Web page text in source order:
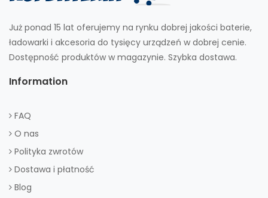
Już ponad 15 lat oferujemy na rynku dobrej jakości baterie,
ładowarki i akcesoria do tysięcy urządzeń w dobrej cenie.
Dostępność produktów w magazynie. Szybka dostawa.
Information
FAQ
O nas
Polityka zwrotów
Dostawa i płatność
Blog